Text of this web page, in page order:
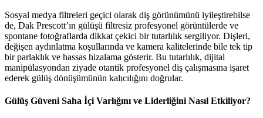
Sosyal medya filtreleri geçici olarak diş görünümünü iyileştirebilse
de, Dak Prescott’ın gülüşü filtresiz profesyonel görüntülerde ve
spontane fotoğraflarda dikkat çekici bir tutarlılık sergiliyor. Dişleri,
değişen aydınlatma koşullarında ve kamera kalitelerinde bile tek tip
bir parlaklık ve hassas hizalama gösterir. Bu tutarlılık, dijital
manipülasyondan ziyade otantik profesyonel diş çalışmasına işaret
ederek gülüş dönüşümünün kalıcılığını doğrular.
Gülüş Güveni Saha İçi Varlığını ve Liderliğini Nasıl Etkiliyor?